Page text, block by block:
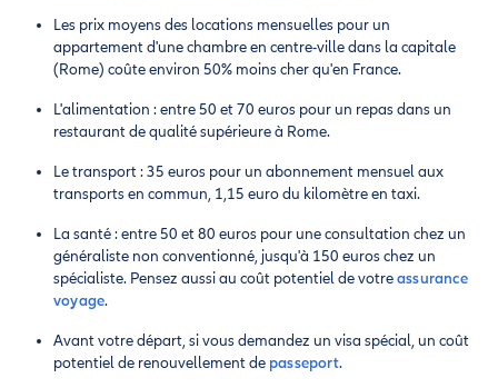
Les prix moyens des locations mensuelles pour un
appartement d'une chambre en centre-ville dans la capitale
(Rome) coûte environ 50% moins cher qu'en France.
L'alimentation : entre 50 et 70 euros pour un repas dans un
restaurant de qualité supérieure à Rome.
Le transport : 35 euros pour un abonnement mensuel aux
transports en commun, 1,15 euro du kilomètre en taxi.
La santé : entre 50 et 80 euros pour une consultation chez un
généraliste non conventionné, jusqu'à 150 euros chez un
spécialiste. Pensez aussi au coût potentiel de votreassurance
voyage.
Avant votre départ, si vous demandez un visa spécial, un coût
potentiel de renouvellement de passeport.